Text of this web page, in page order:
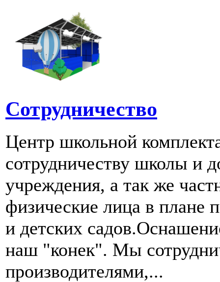
Сотрудничество
Центр школьной
сотрудничеству школы и
учреждения, а так же
физические лица в плане
и детских
наш "конек". Мы
производителями,...